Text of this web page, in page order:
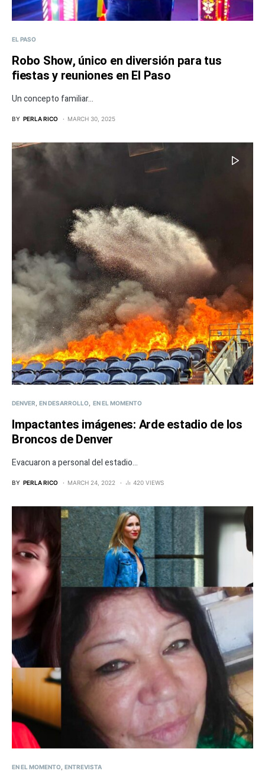
EL PASO
Robo Show, único en diversión para tus
fiestas y reuniones en El Paso
Un concepto familiar...
BY PERLA RICO MARCH 30, 2025
DENVER EN DESARROLLO EN EL MOMENTO
Impactantes imágenes: Arde estadio de los
Broncos de Denver
Evacuaron a personal del estadio...
BY PERLA RICO MARCH 24, 2022 420 VIEWS
EN EL MOMENTO ENTREVISTA